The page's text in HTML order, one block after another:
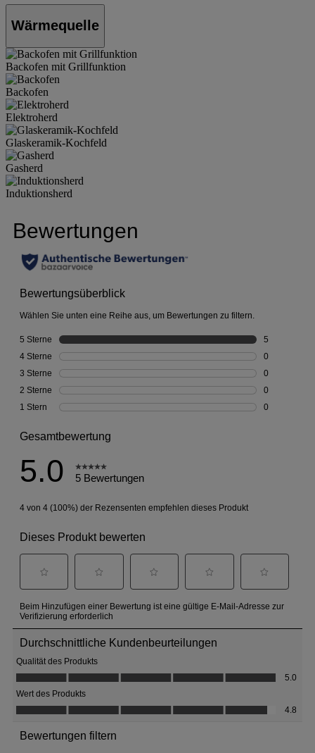
Wärmequelle
Backofen mit Grillfunktion
Backofen
Elektroherd
Glaskeramik-Kochfeld
Gasherd
Induktionsherd